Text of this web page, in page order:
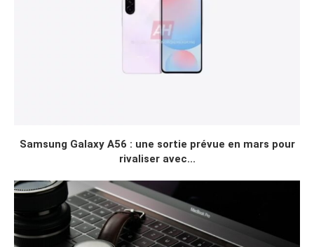
Samsung Galaxy A56 : une sortie prévue en mars pour
rivaliser avec...